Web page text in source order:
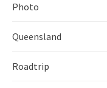
Photo
Queensland
Roadtrip